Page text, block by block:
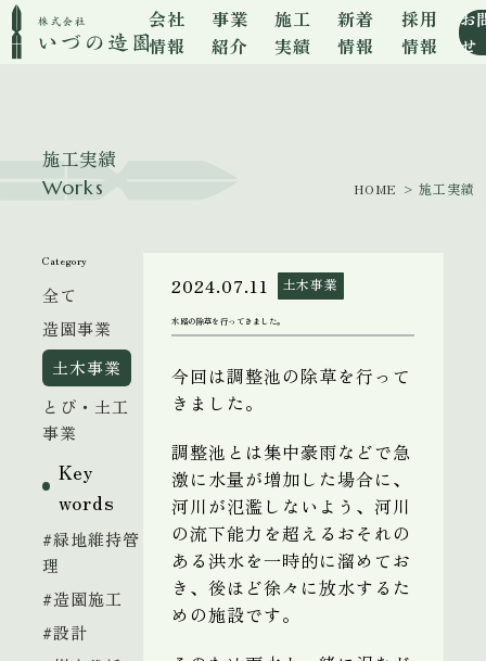
会社
情報
事業
紹介
施工
実績
新着
情報
採用
情報
お
せ
施工実績
Works HOME > 施工実績
Category
全て
造園事業
土木事業
とび・土工
事業
Key
words
#緑地維持管
理
#造園施工
#設計
2024.07.11 土木事業
水路の除草を行ってきました。
今回は調整池の除草を行って
きました。
調整池とは集中豪雨などで急
激に水量が増加した場合に、
河川が氾濫しないよう、河川
の流下能力を超えるおそれの
ある洪水を一時的に溜めてお
き、後ほど徐々に放水するた
めの施設です。